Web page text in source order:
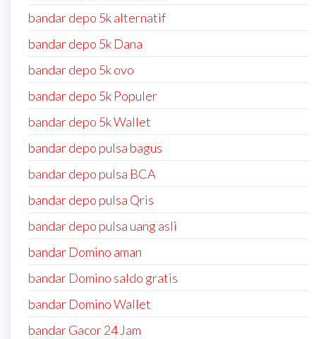
bandar depo 5k alternatif
bandar depo 5k Dana
bandar depo 5k ovo
bandar depo 5k Populer
bandar depo 5k Wallet
bandar depo pulsa bagus
bandar depo pulsa BCA
bandar depo pulsa Qris
bandar depo pulsa uang asli
bandar Domino aman
bandar Domino saldo gratis
bandar Domino Wallet
bandar Gacor 24 Jam